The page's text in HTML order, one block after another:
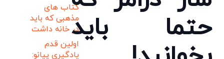
حتما باید
کتاب های
مذهبی که باید
در خانه داشت
اولین قدم
یادگیری پیانو: